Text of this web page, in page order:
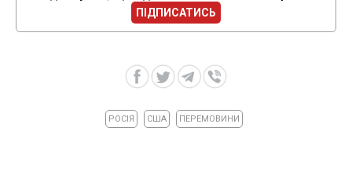
ПІДПИСАТИСЬ
РОСІЯ США ПЕРЕМОВИНИ